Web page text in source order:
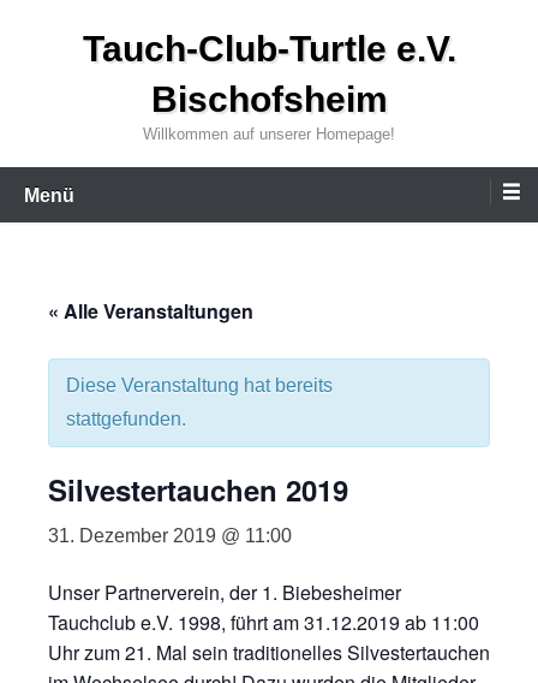
Tauch-Club-Turtle e.V.
Bischofsheim
Willkommen auf unserer Homepage!
Menü
« Alle Veranstaltungen
Diese Veranstaltung hat bereits
stattgefunden.
Silvestertauchen 2019
31. Dezember 2019 @ 11:00
Unser Partnerverein, der 1. Biebesheimer
Tauchclub e.V. 1998, führt am 31.12.2019 ab 11:00
Uhr zum 21. Mal sein traditionelles Silvestertauchen